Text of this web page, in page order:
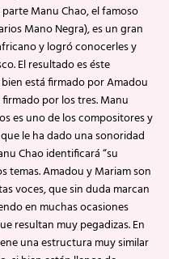
Manu Chao, el famoso
Mano Negra), es un gran
y logró conocerles y
El resultado es éste
está firmado por Amadou
por los tres. Manu
es uno de los compositores y
le ha dado una sonoridad
Chao identificará “su
temas. Amadou y Mariam son
voces, que sin duda marcan
en muchas ocasiones
resultan muy pegadizas. En
una estructura muy similar